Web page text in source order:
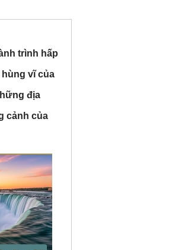
trình hấp
vĩ của
địa
cảnh của